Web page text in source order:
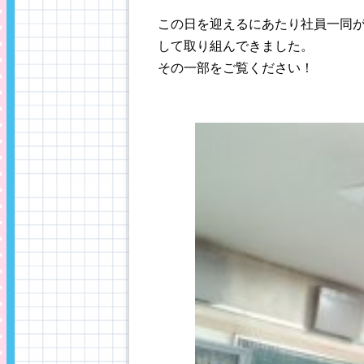
この日を迎えるにあたり社員一同
して取り組んできました。
その一部をご覧ください！